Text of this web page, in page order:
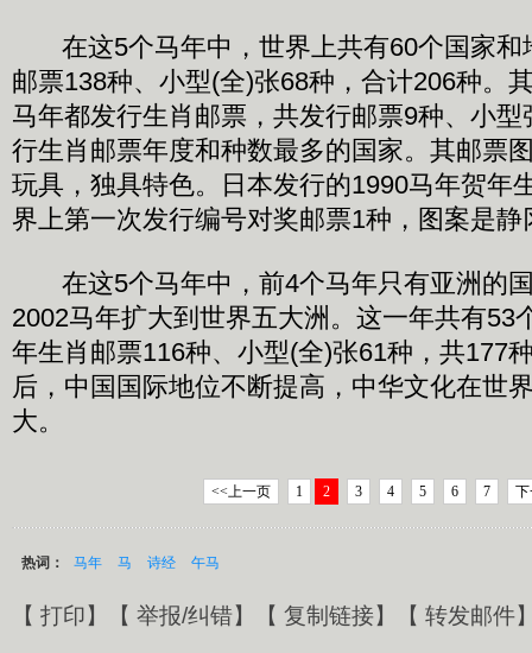
在这5个马年中，世界上共有60个国家和
邮票138种、小型(全)张68种，合计206种。
马年都发行生肖邮票，共发行邮票9种、小
行生肖邮票年度和种数最多的国家。其邮票
玩具，独具特色。日本发行的1990马年贺年
界上第一次发行编号对奖邮票1种，图案是静
在这5个马年中，前4个马年只有亚洲的
2002马年扩大到世界五大洲。这一年共有53
年生肖邮票116种、小型(全)张61种，共177
后，中国国际地位不断提高，中华文化在世
大。
<<上一页 1 2 3 4 5 6 7 下
热词： 马年 马 诗经 午马
【 打印】【 举报/纠错】【 复制链接】【 转发邮件